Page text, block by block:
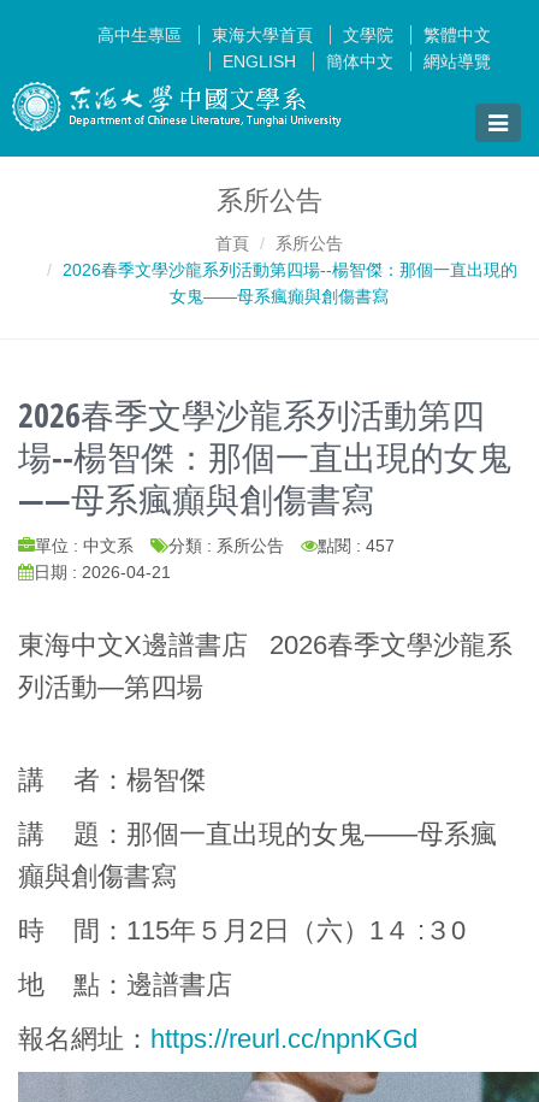
高中生專區 東海大學首頁 文學院
繁體中文
ENGLISH
簡体中文 網站導覽
Toggle
系所公告
首頁
系所公告
2026春季文學沙龍系列活動第四場--楊智傑：那個一直出現的
女鬼——母系瘋癲與創傷書寫
2026春季文學沙龍系列活動第四
場--楊智傑：那個一直出現的女鬼
——母系瘋癲與創傷書寫
單位 : 中文系 分類 : 系所公告
點閱 : 457
日期 : 2026-04-21
東海中文X邊譜書店 2026春季文學沙龍系
列活動—第四場
講 者：楊智傑
講 題：那個一直出現的女鬼——母系瘋
癲與創傷書寫
時 間：115年５月2日（六）1４ :３0
地 點：邊譜書店
報名網址： https://reurl.cc/npnKGd